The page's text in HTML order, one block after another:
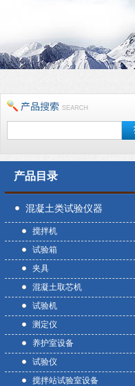
产品目录
混凝土类试验仪器
搅拌机
试验箱
夹具
混凝土取芯机
试验机
测定仪
养护室设备
试验仪
搅拌站试验室设备